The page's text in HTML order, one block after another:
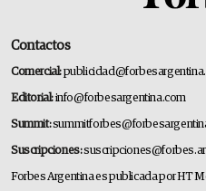
Contactos
Comercial:
Editorial:info@forbesargentina.com
Summit:
Suscripciones:suscripciones@forbes.ar
Forbes Argentina es publicada por HT